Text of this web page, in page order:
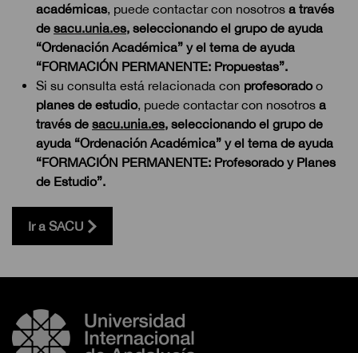
académicas, puede contactar con nosotros a través
de sacu.unia.es, seleccionando el grupo de ayuda
“Ordenación Académica” y el tema de ayuda
“FORMACIÓN PERMANENTE: Propuestas”.
Si su consulta está relacionada con profesoradoo
planes de estudio, puede contactar con nosotros a
través de sacu.unia.es, seleccionando el grupo de
ayuda “Ordenación Académica” y el tema de ayuda
“FORMACIÓN PERMANENTE: Profesorado y Planes
de Estudio”.
Ir a SACU